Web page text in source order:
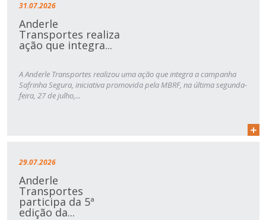
31.07.2026
Anderle
Transportes realiza
ação que integra...
A Anderle Transportes realizou uma ação que integra a campanha
Safrinha Segura, iniciativa promovida pela MBRF, na última segunda-
feira, 27 de julho,...
29.07.2026
Anderle
Transportes
participa da 5ª
edição da...